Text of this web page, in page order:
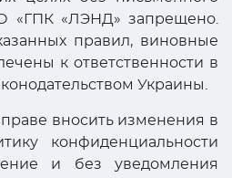
«ГПК «ЛЭНД» запрещено.
правил, виновные
к ответственности в
Украины.
вносить изменения в
конфиденциальности
и без уведомления